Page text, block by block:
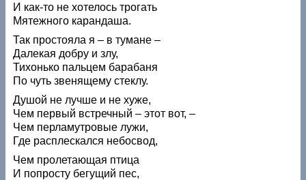
И как-то не хотелось трогать
Мятежного карандаша.
Так простояла я – в тумане –
Далекая добру и злу,
Тихонько пальцем барабаня
По чуть звенящему стеклу.
Душой не лучше и не хуже,
Чем первый встречный – этот вот, –
Чем перламутровые лужи,
Где расплескался небосвод,
Чем пролетающая птица
И попросту бегущий пес,